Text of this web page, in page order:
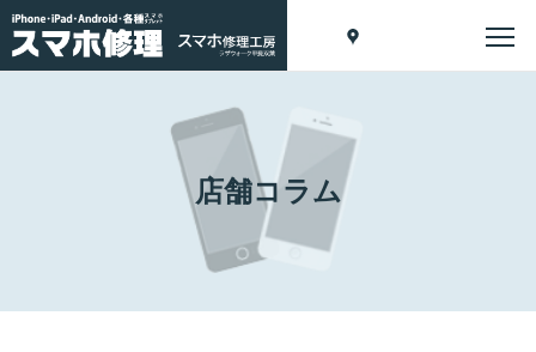
店舗コラム